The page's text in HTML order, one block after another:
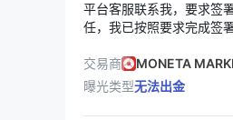
平台客服联系我，要求签
任，我已按照要求完成签
交易商
MONETA
曝光类型无法出金